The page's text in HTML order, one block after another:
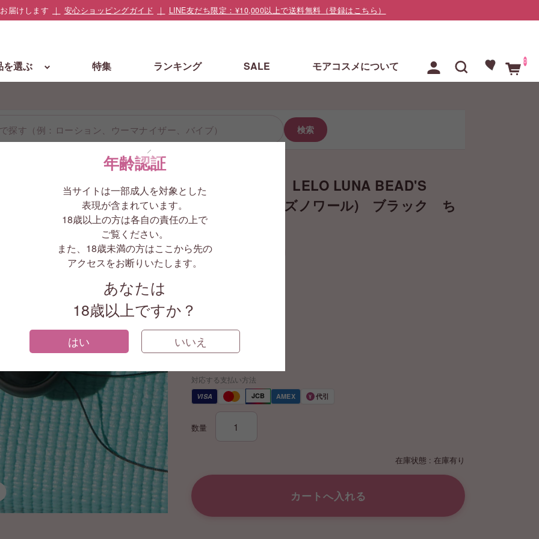
を選ぶ 特集 ランキング SALE モアコスメについて 0
年齢認証
当サイトは一部成人を対象とした
表現が含まれています。
18歳以上の方は各自の責任の上で
ご覧ください。
また、18歳未満の方はここから先の
アクセスをお断りいたします。
あなたは
18歳以上ですか？
はい いいえ
検索
【LELO(レロ)】LELO LUNA BEAD'S
Noir(ルナ ビーズノワール) ブラック ち
つトレ
GA2429
在庫状態 : 在庫有り
¥8,800(税込)
対応する支払い方法
VISA JCB AMEX ¥ 代引
数量
届けします 安心ショッピングガイド LINE友だち限定：¥10,000以上で送料無料（登録はこちら）